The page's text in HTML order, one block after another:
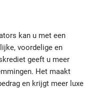
kan u met een
voordelige en
geeft u meer
Het maakt
en krijgt meer luxe